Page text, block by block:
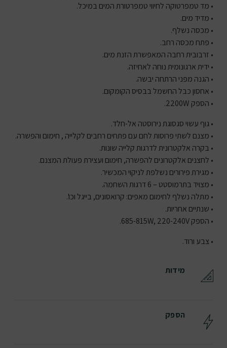
• מד טמפרטוקה לחיווי טמפרטורת המים במיכל.
• מדיד מים.
• מכסה נשלף.
• פתח מכסה רחב.
• זרבובית רחבה המאפשרת הזנת מים.
• ידית ארגונומית נוחה לאחיזה.
• הגנה מפני הרתחה יבשה.
• אחסון כבל החשמל בבסיס הקומקום.
• הספק 2200W.
• גוף עשוי סגסוגת נירוסטה אל-חלד.
• מצנם לשתי פרוסות לחם עם פתחים רחבים לקלייה , חימום והפשרה.
• בקרה אלקטרונית לדרגות קלייה שונות.
• לחצנים אלקטרונים להפשרה, חימום ועצירת פעולת המצנם.
• מגירת פירורים נשלפת לניקוי המכשיר.
• מצויד בתרמוסטט – 6 דרגות השחמה.
• מתלה נשלף לחימום מאפים: קרואסונים, בייגל וכו'.
• שנתיים אחריות.
• הספק 685-815W, 220-240V.
• צבע ורוד.
מידות
הספק